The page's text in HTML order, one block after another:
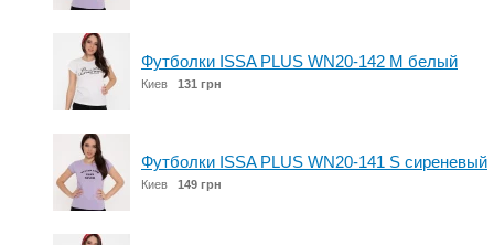
Футболки ISSA PLUS WN20-142 M белый
Киев 131 грн
Футболки ISSA PLUS WN20-141 S сиреневый
Киев 149 грн